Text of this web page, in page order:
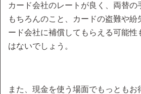
カード会社のレートが良く、両替の
もちろんのこと、カードの盗難や紛
ード会社に補償してもらえる可能性
はないでしょう。
また、現金を使う場面でもっとも